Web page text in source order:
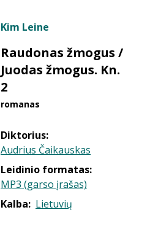
Kim Leine
Raudonas žmogus /
Juodas žmogus. Kn.
2
romanas
Diktorius:
Audrius Čaikauskas
Leidinio formatas:
MP3 (garso įrašas)
Kalba: Lietuvių